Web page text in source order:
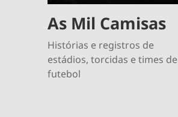
As Mil Camisas
Histórias e registros de
estádios, torcidas e times de
futebol